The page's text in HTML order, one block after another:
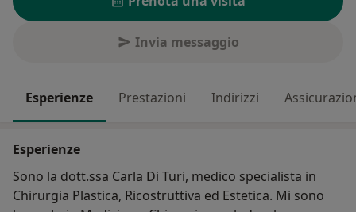
Invia messaggio
Esperienze Prestazioni Indirizzi
Esperienze
Sono la dott.ssa Carla Di Turi, medico specialista in
Chirurgia Plastica, Ricostruttiva ed Estetica. Mi sono